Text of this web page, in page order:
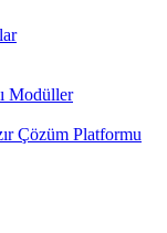
Modüller
Çözüm Platformu